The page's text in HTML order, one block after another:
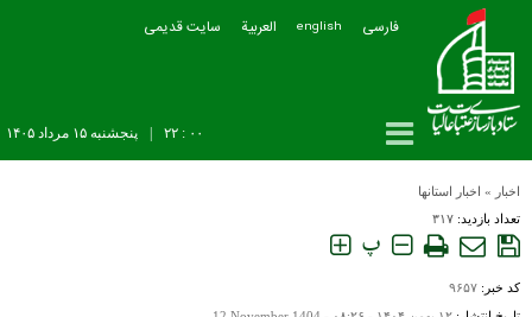
فارسی english العربیة سایت قدیمی
پنجشنبه ۱۵ مرداد ۱۴۰۵ ۰۰ : ۲۲
اخبار » اخبار استانها
تعداد بازدید: ۳۱۷
پ
کد خبر: ۹۶۵۷